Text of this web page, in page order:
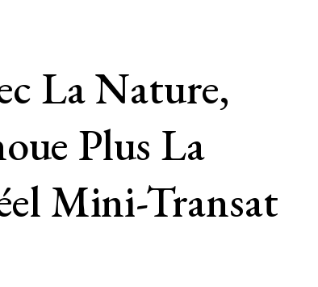
La Nature,
Plus La
Mini-Transat